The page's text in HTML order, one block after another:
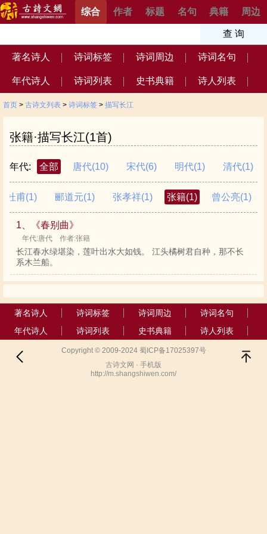
周边
典籍
名句
标题
作者
综合
著名诗人 诗词标签 诗词周边 诗词名句
年代诗人 诗词列表 史书典籍 诗人列表
首页 > 古诗文列表 > 诗词标签 > 描写长江
张籍·描写长江(1首)
年代: 全部 唐代(10) 宋代(6) 明代(1) 清代(1)
杜甫(1) 郦道元(1) 张孝祥(1) 张籍(1) 曾公亮(1)
1、《春别曲》
年代:唐代 作者:张籍
长江春水绿堪染，莲叶出水大如钱。 江头橘树君自种，那不长
系木兰船。
著名诗人 诗词标签 诗词周边
诗词名句
年代诗人
诗词列表 史书典籍 诗人列表
Copyright © 2009-2024 蜀ICP备17025397号
古诗文网 · 手机版
http://m.shangshiwen.com/